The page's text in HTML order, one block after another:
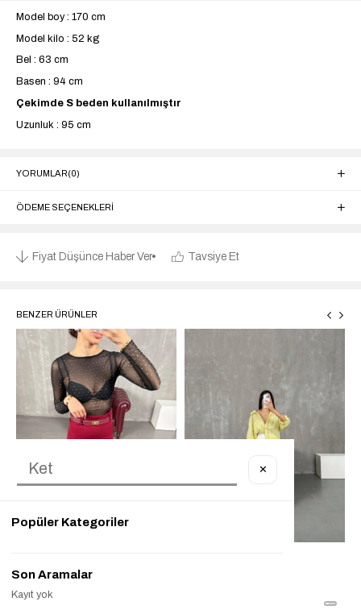
Model boy : 170 cm
Model kilo : 52 kg
Bel : 63 cm
Basen : 94 cm
Çekimde S beden kullanılmıştır
Uzunluk : 95 cm
YORUMLAR(0)
ÖDEME SEÇENEKLERI
Fiyat Düşünce Haber Ver Tavsiye Et
BENZER ÜRÜNLER
✕
Popüler Kategoriler
Son Aramalar
Kayıt yok